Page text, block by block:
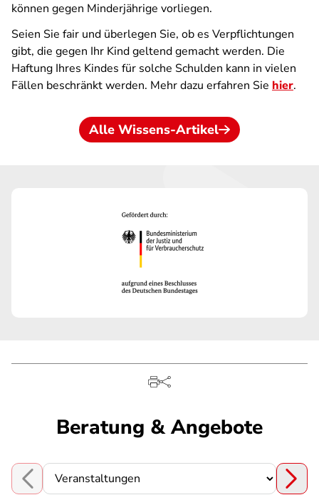
können gegen Minderjährige vorliegen.
Seien Sie fair und überlegen Sie, ob es Verpflichtungen
gibt, die gegen Ihr Kind geltend gemacht werden. Die
Haftung Ihres Kindes für solche Schulden kann in vielen
Fällen beschränkt werden. Mehr dazu erfahren Sie hier.
Alle Wissens-Artikel
Beratung & Angebote
Choose a section